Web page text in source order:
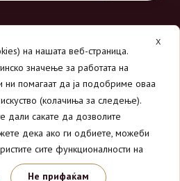
- МОНДАВИ ДООЕЛ.
се задржани.
X
на нашата веб-страница.
значење за работата на
ни помагаат да ја подобриме оваа
(колачиња за следење).
сакате да дозволите
дека ако ги одбиете, можеби
сите функционалности на
Не прифаќам